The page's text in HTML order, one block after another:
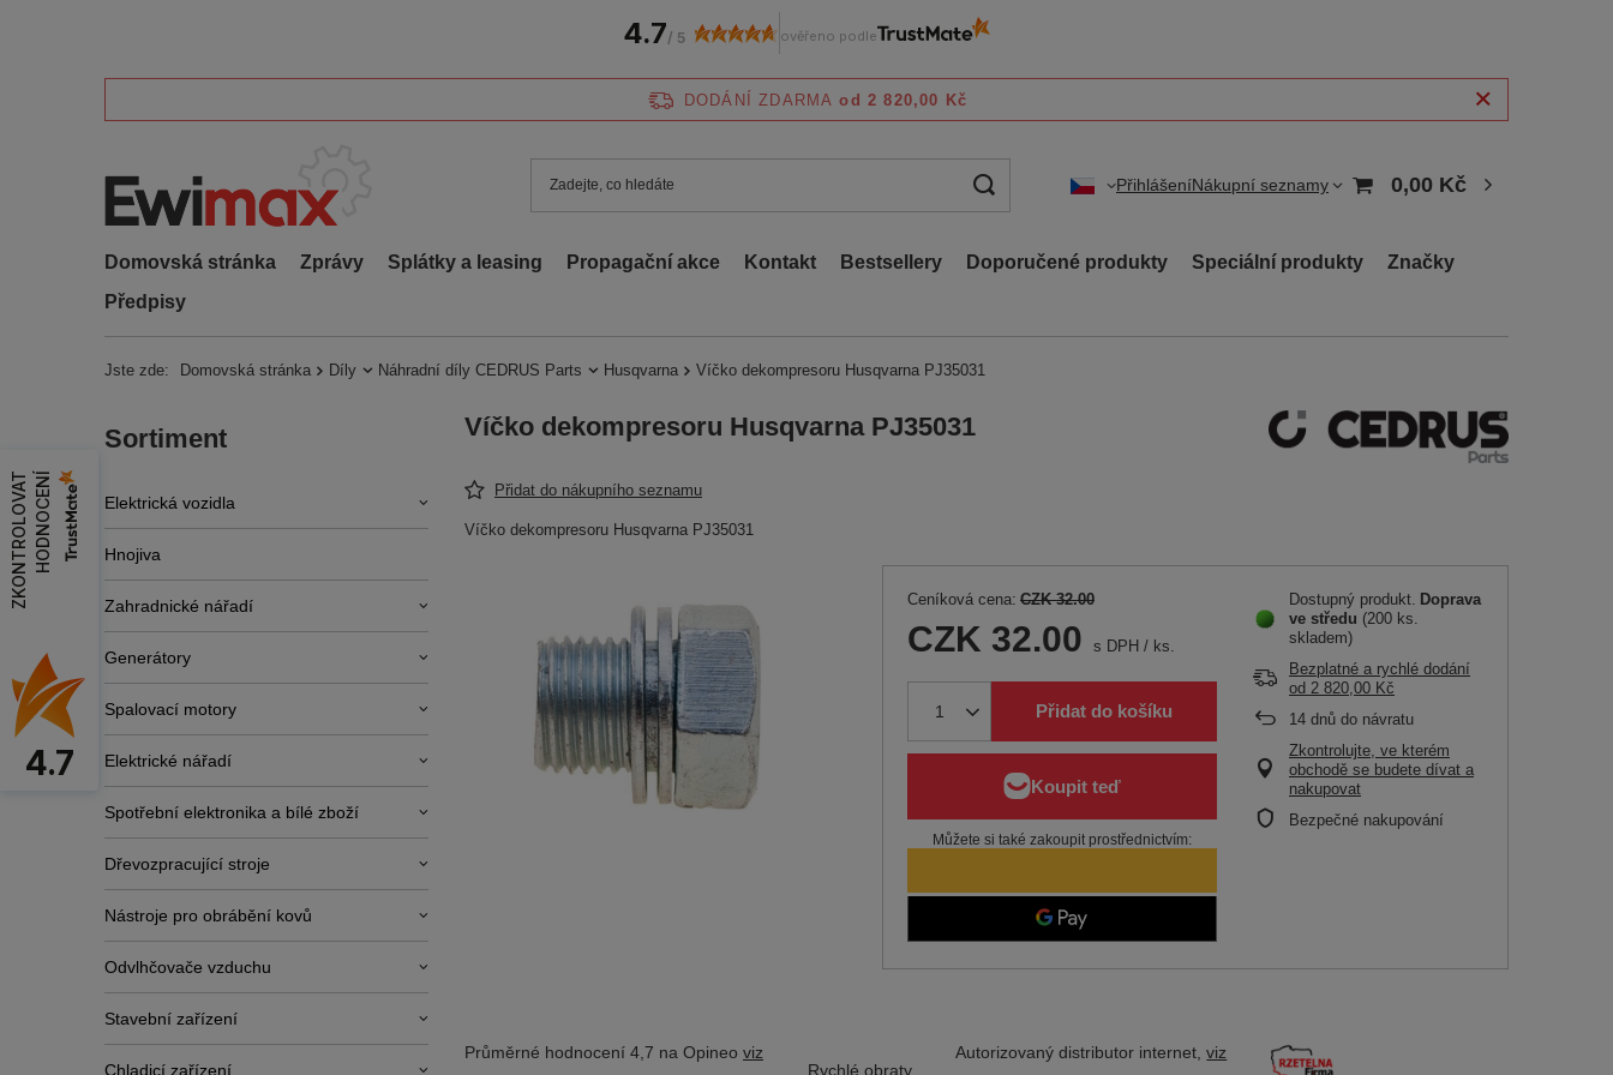
DODÁNÍ ZDARMA od 2 820,00 Kč
PřihlášeníNákupní seznamy 0,00 Kč
Domovská stránka Zprávy Splátky a leasing Propagační akce Kontakt Bestsellery Doporučené produkty Speciální produkty
Značky
Předpisy
Jste zde: Domovská stránka Díly Náhradní díly CEDRUS Parts Husqvarna Víčko dekompresoru Husqvarna PJ35031
Sortiment
Elektrická vozidla
Hnojiva
Zahradnické nářadí
Generátory
Spalovací motory
Elektrické nářadí
Spotřební elektronika a bílé zboží
Dřevozpracující stroje
Nástroje pro obrábění kovů
Odvlhčovače vzduchu
Stavební zařízení
Chladicí zařízení
Víčko dekompresoru Husqvarna PJ35031
Přidat do nákupního seznamu
Víčko dekompresoru Husqvarna PJ35031
Ceníková cena: CZK 32.00
CZK 32.00 s DPH / ks.
Přidat do košíku
Můžete si také zakoupit prostřednictvím:
Dostupný produkt Doprava
ve středu (200 ks.
skladem)
Bezplatné a rychlé dodání
od 2 820,00 Kč
14 dnů do návratu
Zkontrolujte, ve kterém
obchodě se budete dívat a
nakupovat
Bezpečné nakupování
Průměrné hodnocení 4,7 na Opineo viz
Rychlé obraty
Autorizovaný distributor internet,viz
4.7/ 5 ověřeno podle
Z
K
O
N
T
R
O
L
O
V
A
T
H
O
D
N
O
C
E
NÍ
4.7